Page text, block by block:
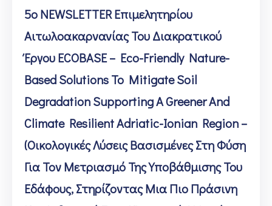
5ο NEWSLETTER Επιμελητηρίου
Αιτωλοακαρνανίας Του Διακρατικού
Έργου ECOBASE – Eco-Friendly Nature-
Based Solutions To Mitigate Soil
Degradation Supporting A Greener And
Climate Resilient Adriatic-Ionian Region –
(Οικολογικές Λύσεις Βασισμένες Στη Φύση
Για Τον Μετριασμό Της Υποβάθμισης Του
Εδάφους, Στηρίζοντας Μια Πιο Πράσινη